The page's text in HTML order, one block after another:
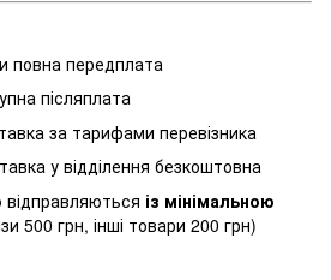
повна передплата
післяплата
за тарифами перевізника
у відділення безкоштовна
відправляються із мінімальною
500 грн, інші товари 200 грн)